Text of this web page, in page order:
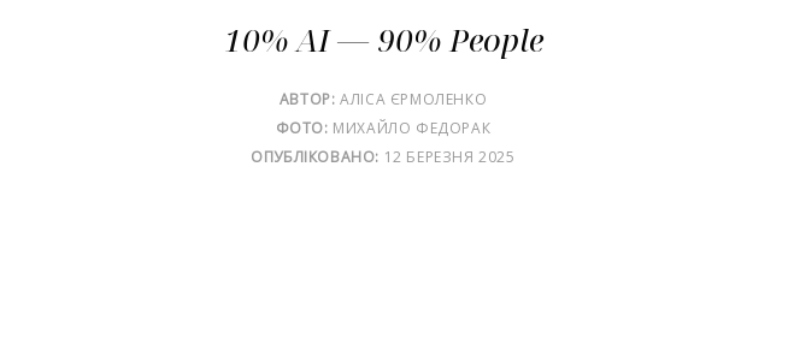
10% AI — 90% People
АВТОР: АЛІСА ЄРМОЛЕНКО
ФОТО: МИХАЙЛО ФЕДОРАК
ОПУБЛІКОВАНО: 12 БЕРЕЗНЯ 2025